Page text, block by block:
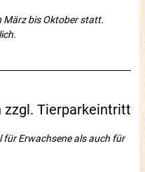
März bis Oktober statt.
zzgl. Tierparkeintritt
für Erwachsene als auch für